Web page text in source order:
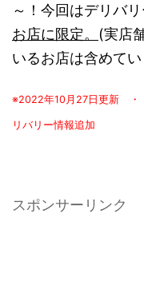
～！今回はデリバリ
お店に限定。 (実店
いるお店は含めて
※2022年10月27日更新 ・
リバリー情報追加
スポンサーリンク